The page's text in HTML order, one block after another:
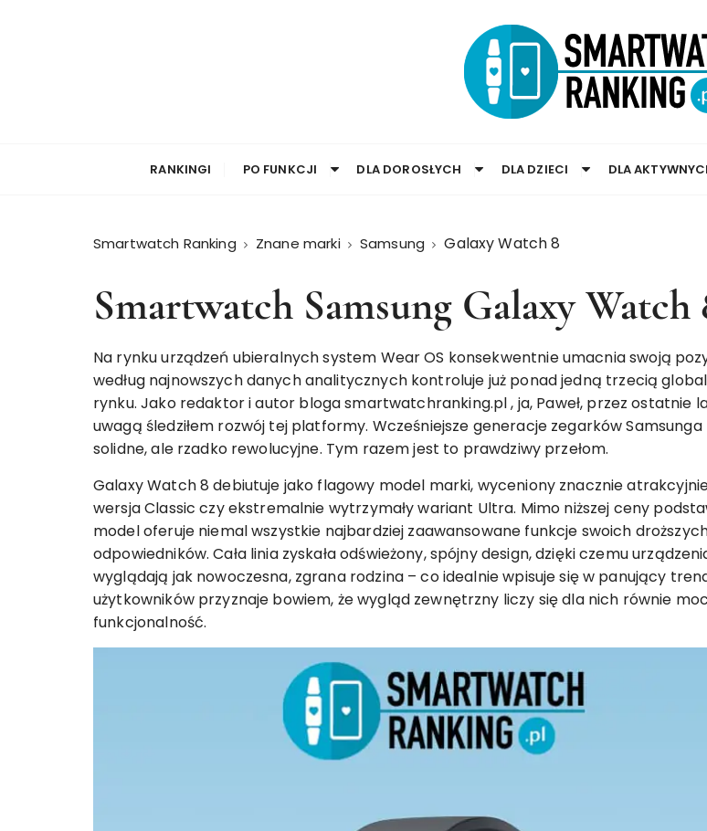
RANKINGI PO FUNKCJI DLA DOROSŁYCH DLA DZIECI DLA
Smartwatch Ranking Znane marki Samsung Galaxy Watch 8
Smartwatch Samsung Galaxy Watch
Na rynku urządzeń ubieralnych system Wear OS konsekwentnie umacnia swoją
według najnowszych danych analitycznych kontroluje już ponad jedną trzecią
rynku. Jako redaktor i autor bloga smartwatchranking.pl, ja, Paweł, przez ostatnie
uwagą śledziłem rozwój tej platformy. Wcześniejsze generacje zegarków Samsunga
solidne, ale rzadko rewolucyjne. Tym razem jest to prawdziwy przełom.
Galaxy Watch 8 debiutuje jako flagowy model marki, wyceniony znacznie
wersja Classic czy ekstremalnie wytrzymały wariant Ultra. Mimo niższej ceny
model oferuje niemal wszystkie najbardziej zaawansowane funkcje swoich
odpowiedników. Cała linia zyskała odświeżony, spójny design, dzięki czemu
wyglądają jak nowoczesna, zgrana rodzina – co idealnie wpisuje się w panujący
użytkowników przyznaje bowiem, że wygląd zewnętrzny liczy się dla nich równie
funkcjonalność.